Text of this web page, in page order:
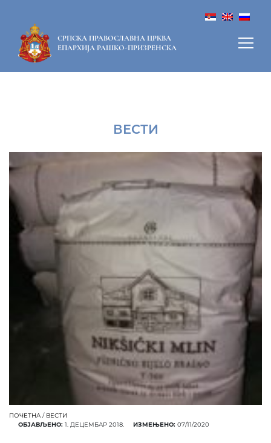
СРПСКА ПРАВОСЛАВНА ЦРКВА
ЕПАРХИЈА РАШКО-ПРИЗРЕНСКА
ВЕСТИ
ПОЧЕТНА / ВЕСТИ
ОБЈАВЉЕНО: 1. ДЕЦЕМБАР 2018. ИЗМЕЊЕНО: 07/11/2020